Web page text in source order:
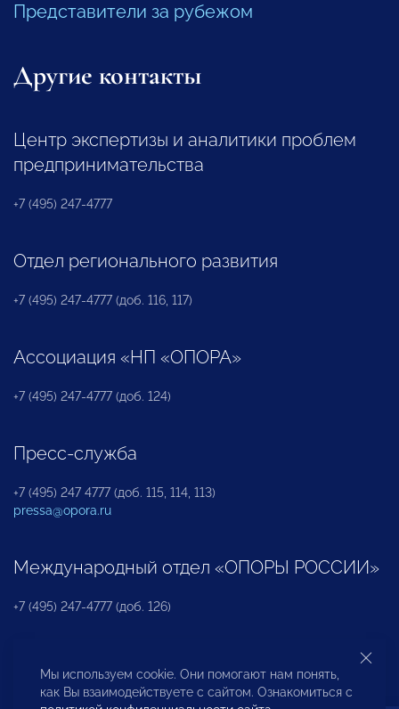
Представители за рубежом
Другие контакты
Центр экспертизы и аналитики проблем
предпринимательства
+7 (495) 247-4777
Отдел регионального развития
+7 (495) 247-4777 (доб. 116, 117)
Ассоциация «НП «ОПОРА»
+7 (495) 247-4777 (доб. 124)
Пресс-служба
+7 (495) 247 4777 (доб. 115, 114, 113)
pressa@opora.ru
Международный отдел «ОПОРЫ РОССИИ»
+7 (495) 247-4777 (доб. 126)
Бюро по защите прав предпринимателей и
инвесторов
Мы используем cookie. Они помогают нам понять,
как Вы взаимодействуете с сайтом. Ознакомиться с